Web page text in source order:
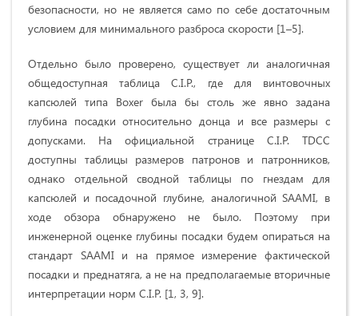
безопасности, но не является само по себе достаточным
условием для минимального разброса скорости [1–5].
Отдельно было проверено, существует ли аналогичная
общедоступная таблица C.I.P., где для винтовочных
капсюлей типа Boxer была бы столь же явно задана
глубина посадки относительно донца и все размеры с
допусками. На официальной странице C.I.P. TDCC
доступны таблицы размеров патронов и патронников,
однако отдельной сводной таблицы по гнездам для
капсюлей и посадочной глубине, аналогичной SAAMI, в
ходе обзора обнаружено не было. Поэтому при
инженерной оценке глубины посадки будем опираться на
стандарт SAAMI и на прямое измерение фактической
посадки и преднатяга, а не на предполагаемые вторичные
интерпретации норм C.I.P. [1, 3, 9].